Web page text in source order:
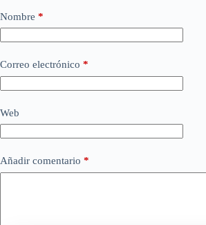
Nombre *
Correo electrónico *
Web
Añadir comentario *